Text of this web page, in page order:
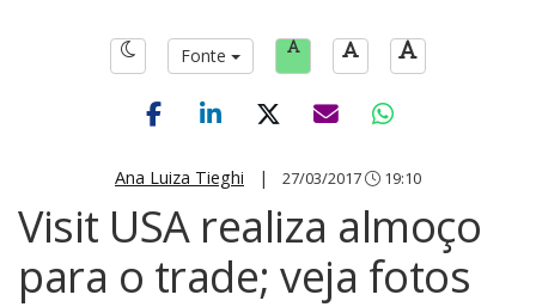
Fonte
Ana Luiza Tieghi | 27/03/2017 19:10
Visit USA realiza almoço
para o trade; veja fotos